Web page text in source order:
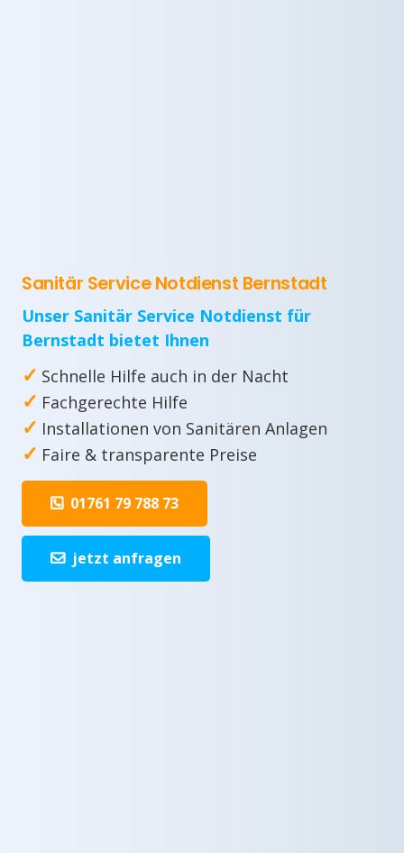
Sanitär Service Notdienst Bernstadt
Unser Sanitär Service Notdienst für
Bernstadt bietet Ihnen
✓ Schnelle Hilfe auch in der Nacht
✓ Fachgerechte Hilfe
✓ Installationen von Sanitären Anlagen
✓ Faire & transparente Preise
01761 79 788 73
jetzt anfragen